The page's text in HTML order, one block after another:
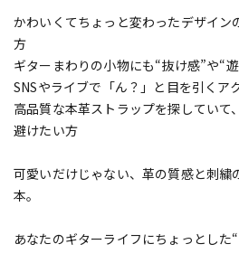
かわいくてちょっと変わったデザイン
方
ギターまわりの小物にも“抜け感”や“
SNSやライブで「ん？」と目を引くア
高品質な本革ストラップを探していて
避けたい方
可愛いだけじゃない、革の質感と刺繍
本。
あなたのギターライフにちょっとした